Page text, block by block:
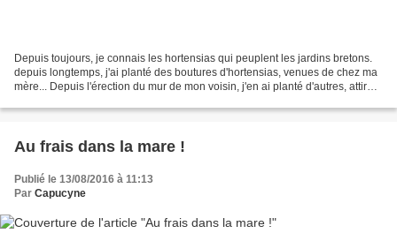
Depuis toujours, je connais les hortensias qui peuplent les jardins bretons.
depuis longtemps, j'ai planté des boutures d'hortensias, venues de chez ma
mère... Depuis l'érection du mur de mon voisin, j'en ai planté d'autres, attirée
Au frais dans la mare !
Publié le 13/08/2016 à 11:13
Par Capucyne